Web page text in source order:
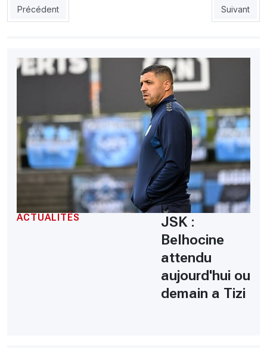
Article précédent : JSK-Doukha : «Jai besoin de gagner des
Précédent Article
Suivant
ACTUALITÉS
JSK :
Belhocine
attendu
aujourd'hui ou
demain a Tizi